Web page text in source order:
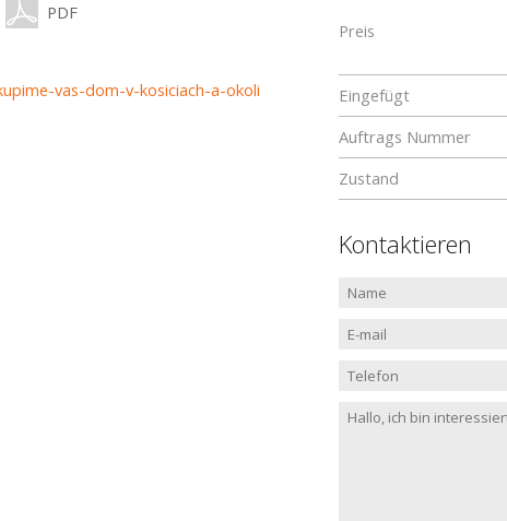
PDF
vas-dom-v-kosiciach-a-okoli
Preis
Eingefügt
Auftrags Nummer
Zustand
Kontaktieren